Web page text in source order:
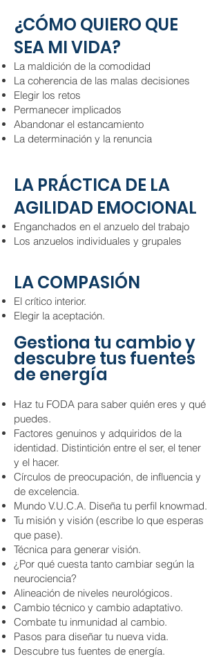
¿CÓMO QUIERO QUE
SEA MI VIDA?
La maldición de la comodidad
La coherencia de las malas decisiones
Elegir los retos
Permanecer implicados
Abandonar el estancamiento
La determinación y la renuncia
LA PRÁCTICA DE LA
AGILIDAD EMOCIONAL
Enganchados en el anzuelo del trabajo
Los anzuelos individuales y grupales
LA COMPASIÓN
El crítico interior.
Elegir la aceptación.
Gestiona tu cambio y
descubre tus fuentes
de energía
Haz tu FODA para saber quién eres y qué
puedes.
Factores genuinos y adquiridos de la
identidad. Distintición entre el ser, el tener
y el hacer.
Círculos de preocupación, de influencia y
de excelencia.
Mundo V.U.C.A. Diseña tu perfil knowmad.
Tu misión y visión (escribe lo que esperas
que pase).
Técnica para generar visión.
¿Por qué cuesta tanto cambiar según la
neurociencia?
Alineación de niveles neurológicos.
Cambio técnico y cambio adaptativo.
Combate tu inmunidad al cambio.
Pasos para diseñar tu nueva vida.
Descubre tus fuentes de energía.